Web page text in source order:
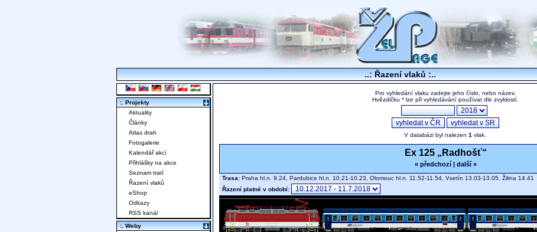
..: Řazení vlaků :..
Pro vyhledání vlaku zadejte jeho číslo, nebo název.
Hvězdičku * lze při vyhledávání používat dle zvyklostí.
V databázi byl nalezen 1 vlak.
Ex 125 „Radhošť“
« předchozí| další »
Trasa: Praha hl.n. 9.24, Pardubice hl.n. 10.21-10.23, Olomouc hl.n. 11.52-11.54, Vsetín 13.03-13.05, Žilina 14.41
Řazení platné v období:
:. Projekty
Aktuality
Články
Atlas drah
Fotogalerie
Kalendář akcí
Přihlášky na akce
Seznam tratí
Řazení vlaků
eShop
Odkazy
RSS kanál
:. Weby